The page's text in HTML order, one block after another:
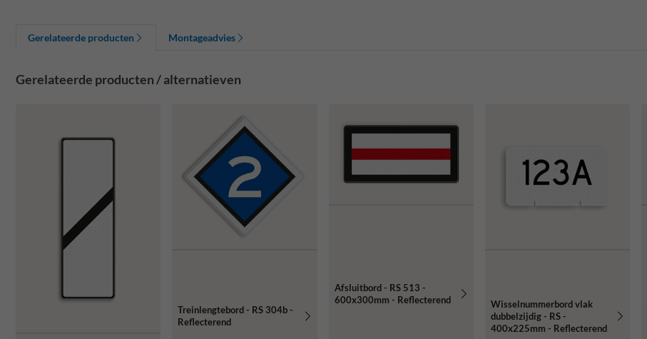
Gerelateerde producten Montageadvies
Gerelateerde producten / alternatieven
Treinlengtebord - RS 304b -
Reflecterend
Afsluitbord - RS 513 -
600x300mm - Reflecterend
Wisselnummerbord vlak
dubbelzijdig - RS -
400x225mm - Reflecterend